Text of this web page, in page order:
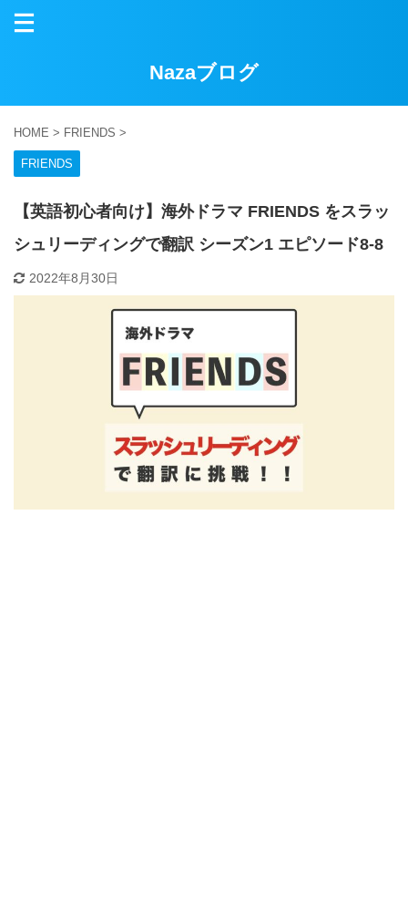
Nazaブログ
HOME > FRIENDS >
FRIENDS
【英語初心者向け】海外ドラマ FRIENDS をスラッ
シュリーディングで翻訳 シーズン1 エピソード8-8
2022年8月30日